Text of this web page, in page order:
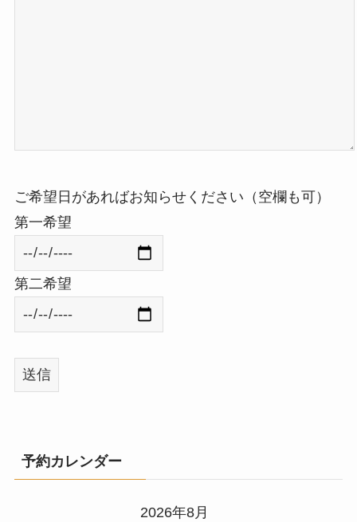
ご希望日があればお知らせください（空欄も可）
第一希望
第二希望
予約カレンダー
2026年8月